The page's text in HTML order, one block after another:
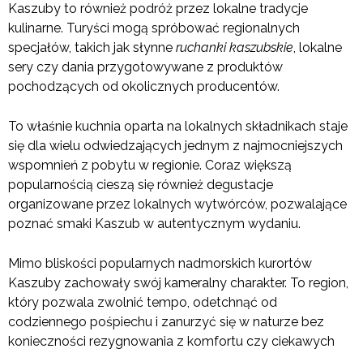
Kaszuby to również podróż przez lokalne tradycje
kulinarne. Turyści mogą spróbować regionalnych
specjałów, takich jak słynne ruchanki kaszubskie, lokalne
sery czy dania przygotowywane z produktów
pochodzących od okolicznych producentów.
To właśnie kuchnia oparta na lokalnych składnikach staje
się dla wielu odwiedzających jednym z najmocniejszych
wspomnień z pobytu w regionie. Coraz większą
popularnością cieszą się również degustacje
organizowane przez lokalnych wytwórców, pozwalające
poznać smaki Kaszub w autentycznym wydaniu.
Mimo bliskości popularnych nadmorskich kurortów
Kaszuby zachowały swój kameralny charakter. To region,
który pozwala zwolnić tempo, odetchnąć od
codziennego pośpiechu i zanurzyć się w naturze bez
konieczności rezygnowania z komfortu czy ciekawych